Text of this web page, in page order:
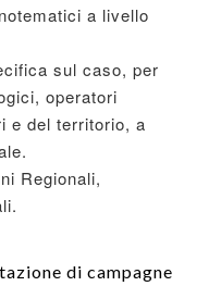
a livello
sul caso, per
operatori
e del territorio, a
Regionali,
di campagne